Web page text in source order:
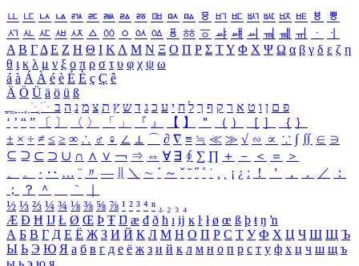
ㅥ ㅦ ㅧ ㅨ ㅩ ㅪ ㅫ ㅬ ㅭ ㅮ ㅯ ㅰ ㅱ ㅲ ㅳ ㅴ ㅵ ㅶ ㅷ ㅸ
ㅹ
ㅺ ㅻ ㅼ ㅽ ㅾ ㅿ ㆀ ㆁ ㆂ ㆃ ㆄ ㆅ ㆆ ㆇ ㆈ ㆉ ㆊ ㆋ ㆌ ㆍ
ㆎ
Α Β ΓΔ Ε Ζ Η Θ Ι ΚΛ Μ Ν Ξ Ο Π Ρ Σ ΤΥ Φ Χ Ψ Ω α β γ δ ε ζ η
θ ι κ λ μ ν ξ ο π ρ σ τ υ φ χ ψ ω
á à Á À é è É È ç Ç ê
Ä Ö Ü ä ö ü ß
ִֶֹ ֻּ ׁׂ פ ם ן ו ט א ר ק ף ך ל ח י ע כ ג ד ש ץ ת צ מ נ ה ב
‘ ’ “ ” 〔 〕 〈 〉 「 」 『 』 【 】 ＂ （ ） ［ ］ ｛ ｝
± × ÷ ≠ ≤ ≥ ∞ ∴ ♂ ♀ ∠ ⊥ ⌒ ∂ ∇ ≡ ≒ ≪ ≫ √ ∽ ∝ ∵ ∫ ∬ ∈ ∋
⊆ ⊇ ⊂ ⊃ ∪ ∩ ∧ ∨ ￢ ⇒ ⇔ ∀ ∃ ∮ ∑ ∏ ＋ － ＜ ＝
＞
、
。 · ‥ … ¨ 〃 ― ＼ ∼ ´ ～ ˇ ˘ ˝ ˚ ˙ ¸ ¡ ¿ ː ！ ＇ ， ． ／
：
；
？ ＾ ｀
½ ⅓ ⅔ ¼ ¾ ⅛ ⅜ ⅝ ⅞ ¹ ² ³ ⁴ ⁿ ₁ ₂ ₃ ₄
Æ Ð Ħ Ĳ Ł Ø Œ Þ Ŧ Ŋ æ đ ð ħ ı ĳ ĸ ŀ ł ø œ ß þ ŧ ŋ ŉ
А Б В Г Д Е Ё Ж З И Й К Л М Н О П Р С Т У Ф Х Ц Ч Ш Щ Ъ
Ы Ь Э Ю Я а б в г д е ё ж з и й к л м н о п р с т у ф х ц ч ш щ ъ